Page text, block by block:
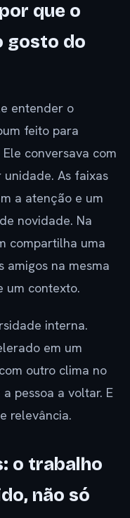
que o
gosto do
entender o
feito para
conversava com
As faixas
a atenção e um
novidade. Na
compartilha uma
amigos na mesma
um contexto.
interna.
em um
outro clima no
pessoa a voltar. E
relevância.
o trabalho
não só